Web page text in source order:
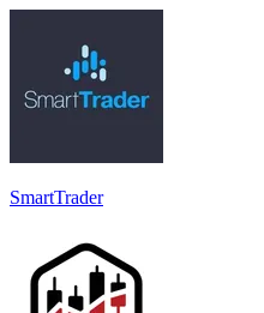
SmartTrader